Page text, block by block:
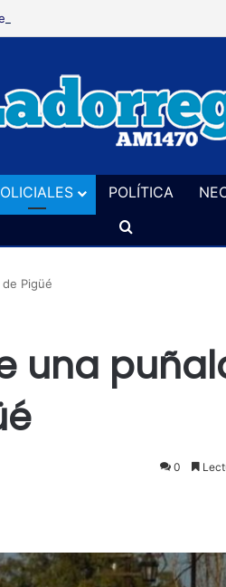
la extranjerización de tierras, ahora
POLÍTICA
Buscar
Pigüé
una
0